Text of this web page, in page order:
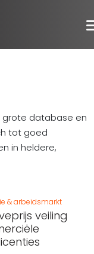
grote database en
tot goed
in heldere,
& arbeidsmarkt
veiling